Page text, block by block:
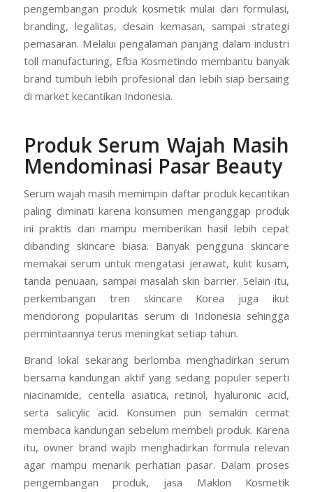
pengembangan produk kosmetik mulai dari formulasi,
branding, legalitas, desain kemasan, sampai strategi
pemasaran. Melalui pengalaman panjang dalam industri
toll manufacturing, Efba Kosmetindo membantu banyak
brand tumbuh lebih profesional dan lebih siap bersaing
di market kecantikan Indonesia.
Produk Serum Wajah Masih
Mendominasi Pasar Beauty
Serum wajah masih memimpin daftar produk kecantikan
paling diminati karena konsumen menganggap produk
ini praktis dan mampu memberikan hasil lebih cepat
dibanding skincare biasa. Banyak pengguna skincare
memakai serum untuk mengatasi jerawat, kulit kusam,
tanda penuaan, sampai masalah skin barrier. Selain itu,
perkembangan tren skincare Korea juga ikut
mendorong popularitas serum di Indonesia sehingga
permintaannya terus meningkat setiap tahun.
Brand lokal sekarang berlomba menghadirkan serum
bersama kandungan aktif yang sedang populer seperti
niacinamide, centella asiatica, retinol, hyaluronic acid,
serta salicylic acid. Konsumen pun semakin cermat
membaca kandungan sebelum membeli produk. Karena
itu, owner brand wajib menghadirkan formula relevan
agar mampu menarik perhatian pasar. Dalam proses
pengembangan produk, jasa Maklon Kosmetik